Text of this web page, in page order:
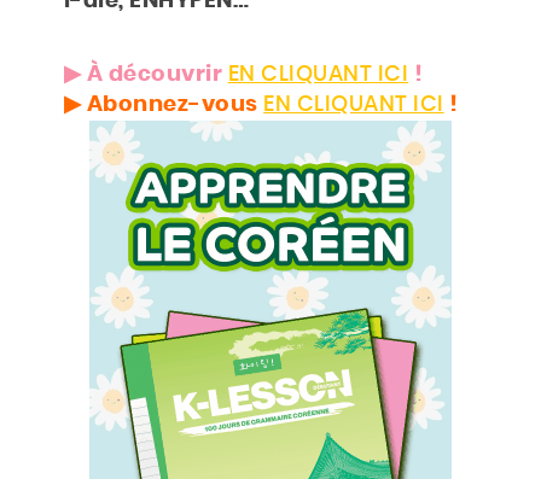
sur
le
site
Rechercher
▶︎ À découvrir EN CLIQUANT ICI
!
▶︎ Abonnez-vous EN CLIQUANT ICI !